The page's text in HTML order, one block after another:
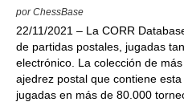
por ChessBase
22/11/2021 – La CORR
de partidas postales, jugadas
electrónico. La colección de
ajedrez postal que contiene
jugadas en más de 80.000